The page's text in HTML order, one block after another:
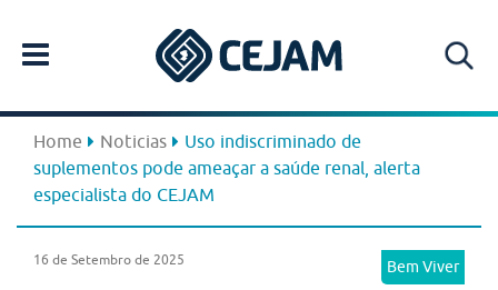
Home Noticias
Uso indiscriminado de
suplementos pode ameaçar a saúde renal, alerta
especialista do CEJAM
Bem Viver
16 de Setembro de 2025